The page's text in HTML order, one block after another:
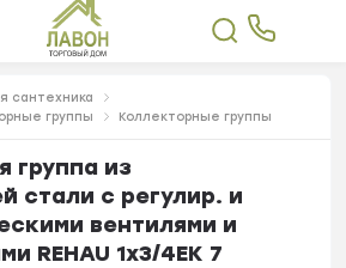
сантехника
группы
Коллекторные группы
группа из
стали с регулир. и
вентилями и
REHAU 1x3/4ЕК 7